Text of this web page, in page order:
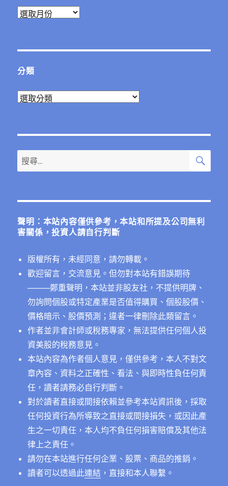
彙
分類
分
搜
尋
鍵
搜
聲明：本站內容僅供參考，本站和所提及公司無利
害關係，投資人請自行判斷
版權所有，未經同意，請勿轉載。
歡迎留言，交流意見。但勿對本站有錯誤期待
────鄭重聲明，本站並非股友社，不提供明牌、
勿詢問個股或特定產業是否值得購買、個股股價、
價格暗示、股價預測；違者一律刪除此類留言。
作者並非會計師或稅務專家，無法提供任何個人投
資美股的稅務意見。
本站內容為作者個人意見，僅供參考，本人不對文
章內容、資料之正確性、看法、與即時性負任何責
任，讀者請務必自行判斷。
對於讀者直接或間接依賴並參考本站資訊後，採取
任何投資行為所導致之直接或間接損失，或因此產
生之一切責任，本人均不負任何損害賠償及其他法
律上之責任。
請勿在本站進行任何企業、股票、商品的推銷。
讀者可以透過此連結 ，直接和本人聯繫。